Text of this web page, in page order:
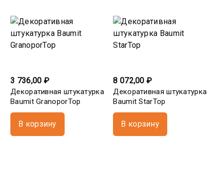
3 736,00 ₽
Декоративная штукатурка
Baumit GranoporTop
В корзину
8 072,00 ₽
Декоративная штукатурка
Baumit StarTop
В корзину